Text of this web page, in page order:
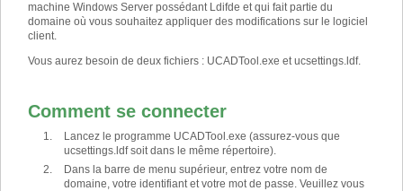
machine Windows Server possédant Ldifde et qui fait partie du
domaine où vous souhaitez appliquer des modifications sur le logiciel
client.
Vous aurez besoin de deux fichiers : UCADTool.exe et ucsettings.ldf.
Comment se connecter
Lancez le programme UCADTool.exe (assurez-vous que
ucsettings.ldf soit dans le même répertoire).
Dans la barre de menu supérieur, entrez votre nom de
domaine, votre identifiant et votre mot de passe. Veuillez vous